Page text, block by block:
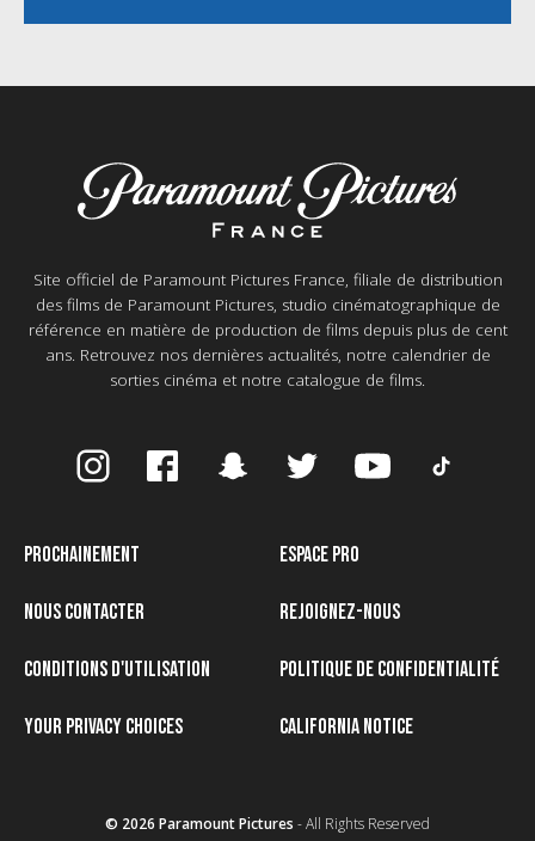
Site officiel de Paramount Pictures France, filiale de distribution
des films de Paramount Pictures, studio cinématographique de
référence en matière de production de films depuis plus de cent
ans. Retrouvez nos dernières actualités, notre calendrier de
sorties cinéma et notre catalogue de films.
PROCHAINEMENT ESPACE PRO
NOUS CONTACTER REJOIGNEZ-NOUS
CONDITIONS D'UTILISATION POLITIQUE DE CONFIDENTIALITÉ
YOUR PRIVACY CHOICES CALIFORNIA NOTICE
© 2026 Paramount Pictures - All Rights Reserved